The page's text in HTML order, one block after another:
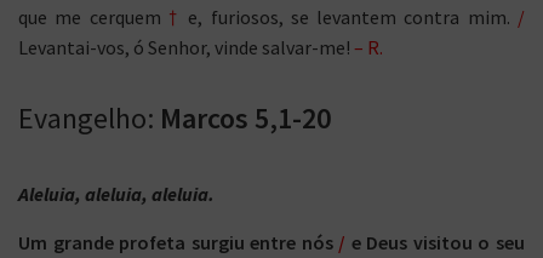
que me cerquem † e, furiosos, se levantem contra mim. /
Levantai-vos, ó Senhor, vinde salvar-me! – R.
Evangelho: Marcos 5,1-20
Aleluia, aleluia, aleluia.
Um grande profeta surgiu entre nós / e Deus visitou o seu